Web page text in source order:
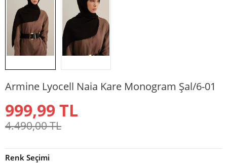
Armine Lyocell Naia Kare Monogram Şal/6-01
999,99TL
4.490,00TL
Renk Seçimi